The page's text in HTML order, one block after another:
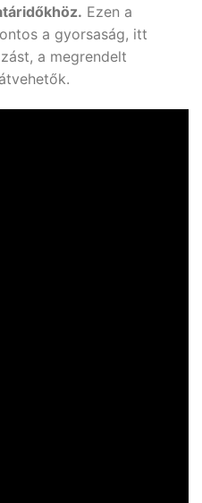
Ezen a
a gyorsaság, itt
a megrendelt